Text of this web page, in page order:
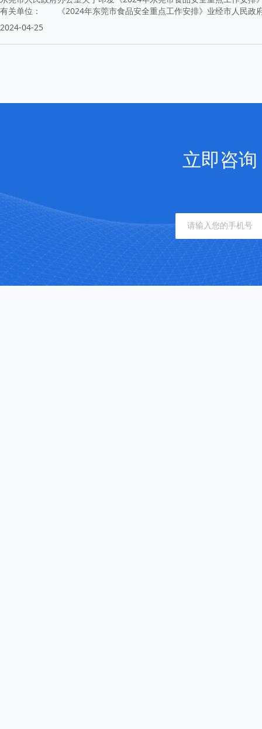
有关单位： 《2024年东莞市食品安全重点工作安排》业经市人民政
2024-04-25
立即咨